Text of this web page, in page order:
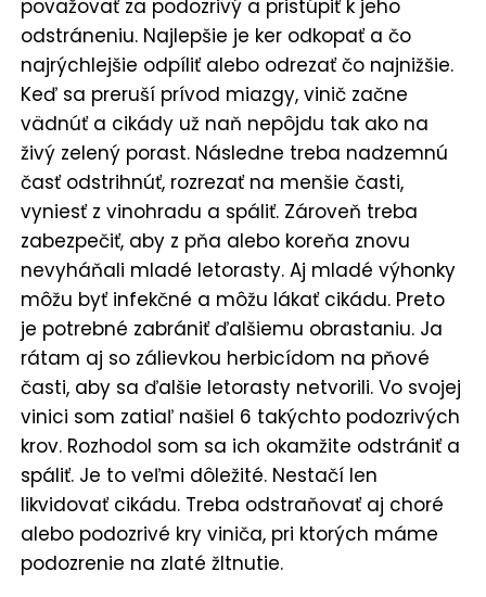
považovať za podozrivý a pristúpiť k jeho
odstráneniu. Najlepšie je ker odkopať a čo
najrýchlejšie odpíliť alebo odrezať čo najnižšie.
Keď sa preruší prívod miazgy, vinič začne
vädnúť a cikády už naň nepôjdu tak ako na
živý zelený porast. Následne treba nadzemnú
časť odstrihnúť, rozrezať na menšie časti,
vyniesť z vinohradu a spáliť. Zároveň treba
zabezpečiť, aby z pňa alebo koreňa znovu
nevyháňali mladé letorasty. Aj mladé výhonky
môžu byť infekčné a môžu lákať cikádu. Preto
je potrebné zabrániť ďalšiemu obrastaniu. Ja
rátam aj so zálievkou herbicídom na pňové
časti, aby sa ďalšie letorasty netvorili. Vo svojej
vinici som zatiaľ našiel 6 takýchto podozrivých
krov. Rozhodol som sa ich okamžite odstrániť a
spáliť. Je to veľmi dôležité. Nestačí len
likvidovať cikádu. Treba odstraňovať aj choré
alebo podozrivé kry viniča, pri ktorých máme
podozrenie na zlaté žltnutie.